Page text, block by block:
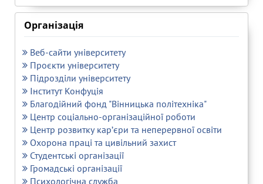
Організація
Веб-сайти університету
Проєкти університету
Підрозділи університету
Інститут Конфуція
Благодійний фонд "Вінницька політехніка"
Центр соціально-організаційної роботи
Центр розвитку кар’єри та неперервної освіти
Охорона праці та цивільний захист
Студентські організації
Громадські організації
Психологічна служба